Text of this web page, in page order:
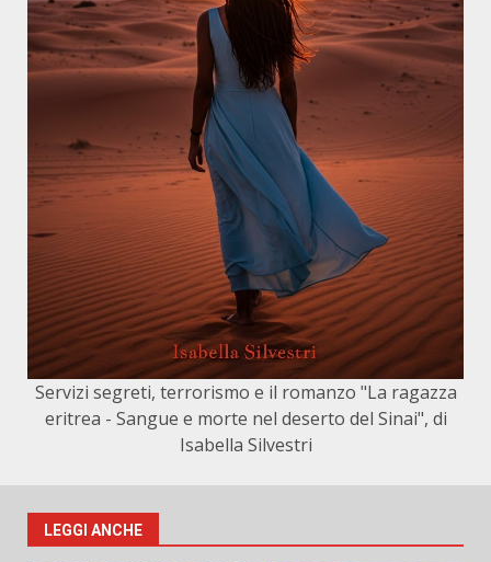
Servizi segreti, terrorismo e il romanzo "La ragazza
eritrea - Sangue e morte nel deserto del Sinai", di
Isabella Silvestri
LEGGI ANCHE